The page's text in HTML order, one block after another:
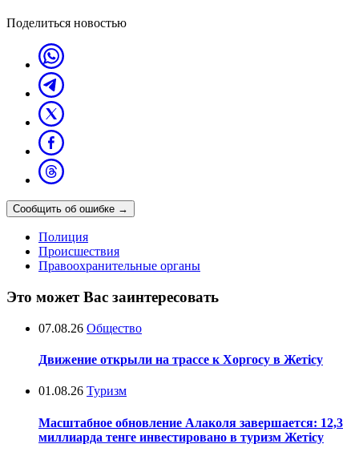
Поделиться новостью
Сообщить об ошибке →
Полиция
Происшествия
Правоохранительные органы
Это может Вас заинтересовать
07.08.26 Общество
Движение открыли на трассе к Хоргосу в Жетісу
01.08.26 Туризм
Масштабное обновление Алаколя завершается: 12,3
миллиарда тенге инвестировано в туризм Жетісу